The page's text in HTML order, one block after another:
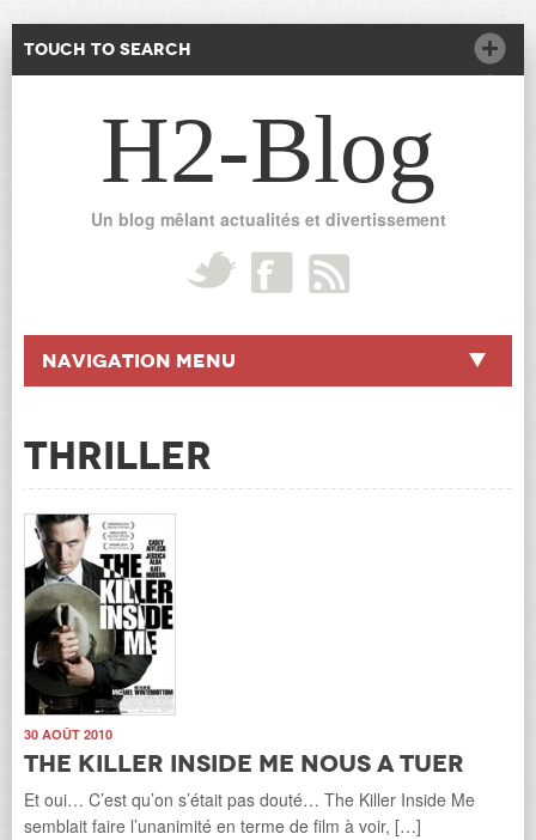
Touch to Search
H2-Blog
Un blog mêlant actualités et divertissement
Navigation Menu
thriller
30 AOÛT 2010
The Killer Inside Me nous a tueR
Et oui… C’est qu’on s’était pas douté… The Killer Inside Me
semblait faire l’unanimité en terme de film à voir, […]